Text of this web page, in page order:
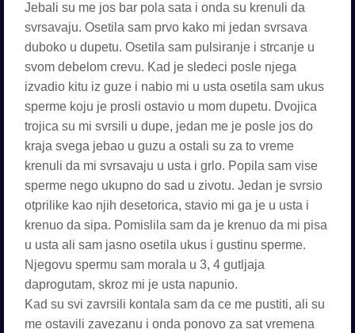
Jebali su me jos bar pola sata i onda su krenuli da
svrsavaju. Osetila sam prvo kako mi jedan svrsava
duboko u dupetu. Osetila sam pulsiranje i strcanje u
svom debelom crevu. Kad je sledeci posle njega
izvadio kitu iz guze i nabio mi u usta osetila sam ukus
sperme koju je prosli ostavio u mom dupetu. Dvojica
trojica su mi svrsili u dupe, jedan me je posle jos do
kraja svega jebao u guzu a ostali su za to vreme
krenuli da mi svrsavaju u usta i grlo. Popila sam vise
sperme nego ukupno do sad u zivotu. Jedan je svrsio
otprilike kao njih desetorica, stavio mi ga je u usta i
krenuo da sipa. Pomislila sam da je krenuo da mi pisa
u usta ali sam jasno osetila ukus i gustinu sperme.
Njegovu spermu sam morala u 3, 4 gutljaja
daprogutam, skroz mi je usta napunio.
Kad su svi zavrsili kontala sam da ce me pustiti, ali su
me ostavili zavezanu i onda ponovo za sat vremena